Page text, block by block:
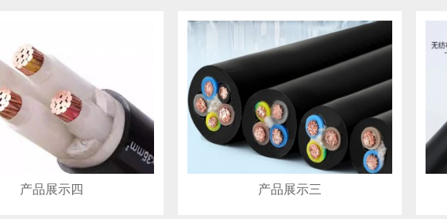
产品展示四 产品展示三